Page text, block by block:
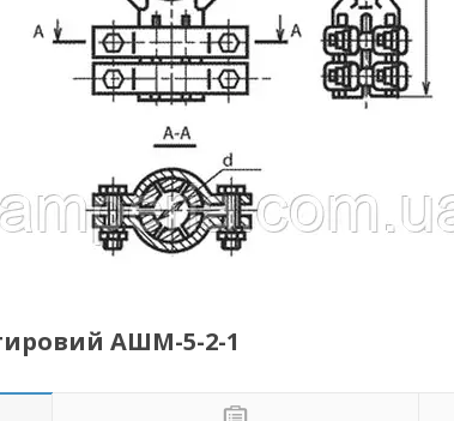
АШМ-5-2-1